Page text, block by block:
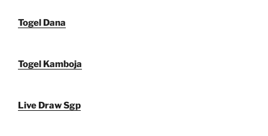
Togel Dana
Togel Kamboja
Live Draw Sgp